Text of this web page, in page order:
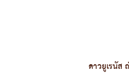
ดาวยูเรนัส